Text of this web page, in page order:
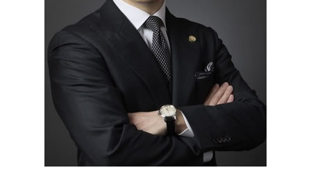
マルチ商法 23区 相談
個人再生 港区 相談
契約書作成 港区 相談
架空請求 全国 弁護士
企業法務 23区 弁護士
通販 詐欺 東京都 弁護士